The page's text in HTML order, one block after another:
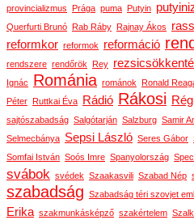
provincializmus
Prága puma Putyin
Querfurti Brunó
Rab Ráby Rajnay Ákos
reformkor reformok reformáció
rendszere rendőrök Rey
Ignác
Románia románok Ronald
Péter
Ruttkai Éva Rádió Rákosi
sajtószabadság Salgótarján Salzburg Samir
Selmecbánya Sepsi László Seres Gábor
Somfai István Soós Imre Spanyolország
svábok svédek Szaakasvili Szabad Nép
szabadság Szabadság téri szovjet
Erika szakmunkásképző szakértelem